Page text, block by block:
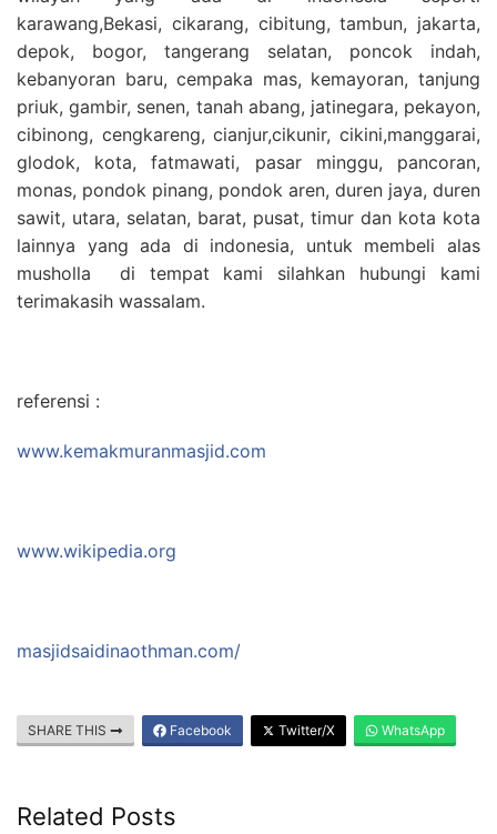
karawang,Bekasi, cikarang, cibitung, tambun, jakarta,
depok, bogor, tangerang selatan, poncok indah,
kebanyoran baru, cempaka mas, kemayoran, tanjung
priuk, gambir, senen, tanah abang, jatinegara, pekayon,
cibinong, cengkareng, cianjur,cikunir, cikini,manggarai,
glodok, kota, fatmawati, pasar minggu, pancoran,
monas, pondok pinang, pondok aren, duren jaya, duren
sawit, utara, selatan, barat, pusat, timur dan kota kota
lainnya yang ada di indonesia, untuk membeli alas
musholla di tempat kami silahkan hubungi kami
terimakasih wassalam.
referensi :
www.kemakmuranmasjid.com
www.wikipedia.org
masjidsaidinaothman.com/
SHARE THIS Facebook Twitter/X WhatsApp
Related Posts